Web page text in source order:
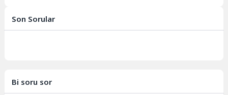
Son Sorular
Bi soru sor